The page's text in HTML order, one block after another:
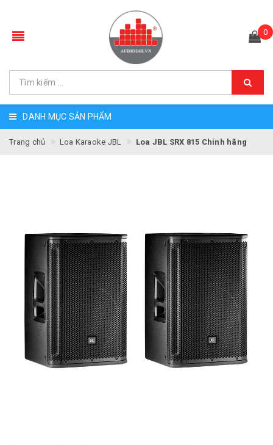
0
DANH MỤC SẢN PHẨM
Trang chủ Loa Karaoke JBL Loa JBL SRX 815 Chính hãng